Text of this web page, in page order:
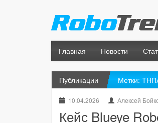
Главная Новости
Публикации Метки:
10.04.2026 Алексей
Кейс Blueye